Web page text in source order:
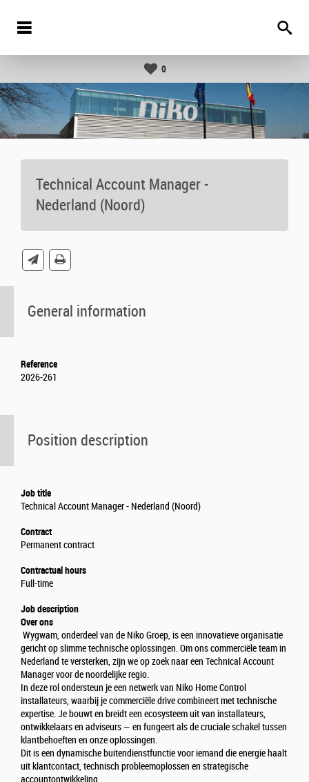
0
Technical Account Manager -
Nederland (Noord)
Position description
Job title
Technical Account Manager - Nederland (Noord)
Contract
Permanent contract
Contractual hours
Full-time
Job description
Over ons
Wygwam, onderdeel van de Niko Groep, is een innovatieve organisatie
gericht op slimme technische oplossingen. Om ons commerciële team in
Nederland te versterken, zijn we op zoek naar een Technical Account
Manager voor de noordelijke regio.
In deze rol ondersteun je een netwerk van Niko Home Control
installateurs, waarbij je commerciële drive combineert met technische
expertise. Je bouwt en breidt een ecosysteem uit van installateurs,
ontwikkelaars en adviseurs — en fungeert als de cruciale schakel tussen
klantbehoeften en onze oplossingen.
Dit is een dynamische buitendienstfunctie voor iemand die energie haalt
uit klantcontact, technisch probleemoplossen en strategische
accountontwikkeling.
General information
Reference
2026-261